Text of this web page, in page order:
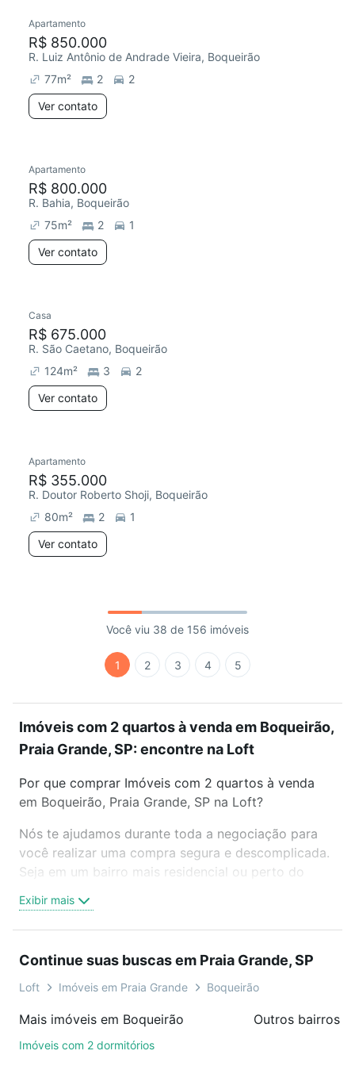
Apartamento
R$ 850.000
R. Luiz Antônio de Andrade Vieira, Boqueirão
77m² 2
2
Ver contato
Apartamento
R$ 800.000
R. Bahia, Boqueirão
75m² 2
1
Ver contato
Casa
R$ 675.000
R. São Caetano, Boqueirão
124m² 3
2
Ver contato
Apartamento
R$ 355.000
R. Doutor Roberto Shoji, Boqueirão
80m² 2
1
Ver contato
Você viu 38 de 156 imóveis
1 2 3 4 5
Imóveis com 2 quartos à venda em Boqueirão,
Praia Grande, SP: encontre na Loft
Por que comprar Imóveis com 2 quartos à venda
em Boqueirão, Praia Grande, SP na Loft?
Nós te ajudamos durante toda a negociação para
você realizar uma compra segura e descomplicada.
Seja em um bairro mais residencial ou perto do
oferta ideal de Imóveis com 2 quartos à venda em
Boqueirão, Praia Grande, SP para conquistar seu
videochamada, é grátis, sem compromisso e você
ainda conta com mais de 46 mil corretores e
de imóveis.
Exibir mais
Continue suas buscas em Praia Grande, SP
Loft Imóveis em Praia Grande Boqueirão
Mais imóveis em Boqueirão
Imóveis com 2 dormitórios